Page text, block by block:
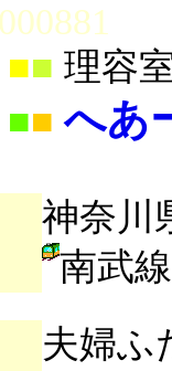
■ 理容
■■ へあ
神奈川
南武
夫婦ふ